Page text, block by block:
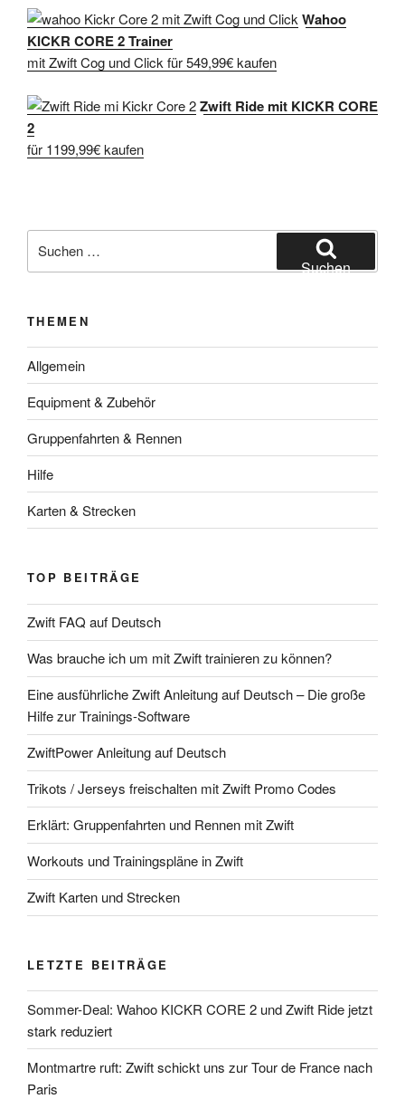
Wahoo
KICKR CORE 2 Trainer
mit Zwift Cog und Click für 549,99€ kaufen
Zwift Ride mit KICKR CORE
2
für 1199,99€ kaufen
nach:
Suchen
THEMEN
Allgemein
Equipment & Zubehör
Gruppenfahrten & Rennen
Hilfe
Karten & Strecken
TOP BEITRÄGE
Zwift FAQ auf Deutsch
Was brauche ich um mit Zwift trainieren zu können?
Eine ausführliche Zwift Anleitung auf Deutsch – Die große
Hilfe zur Trainings-Software
ZwiftPower Anleitung auf Deutsch
Trikots / Jerseys freischalten mit Zwift Promo Codes
Erklärt: Gruppenfahrten und Rennen mit Zwift
Workouts und Trainingspläne in Zwift
Zwift Karten und Strecken
LETZTE BEITRÄGE
Sommer-Deal: Wahoo KICKR CORE 2 und Zwift Ride jetzt
stark reduziert
Montmartre ruft: Zwift schickt uns zur Tour de France nach
Paris